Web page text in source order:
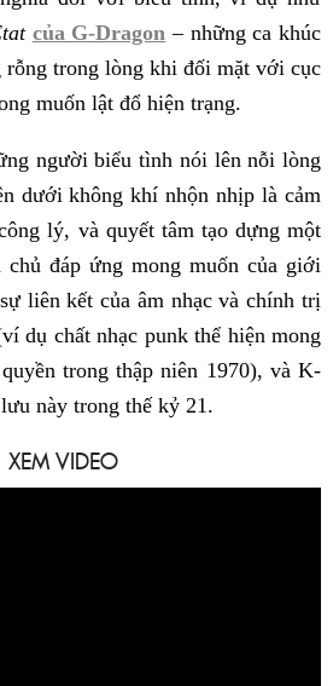
của G-Dragon – những ca khúc
rỗng trong lòng khi đối mặt với cục
muốn lật đổ hiện trạng.
người biểu tình nói lên nỗi lòng
dưới không khí nhộn nhịp là cảm
lý, và quyết tâm tạo dựng một
đáp ứng mong muốn của giới
liên kết của âm nhạc và chính trị
dụ chất nhạc punk thể hiện mong
trong thập niên 1970), và K-
này trong thế kỷ 21.
XEM VIDEO